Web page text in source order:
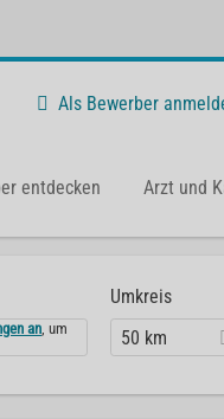
Als Bewerber
entdecken Arzt und
an, um
Umkreis
50 km